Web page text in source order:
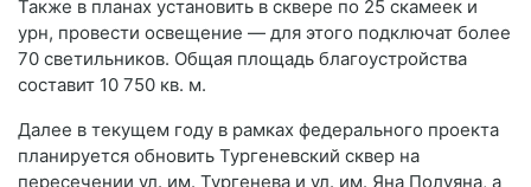
Также в планах установить в сквере по 25 скамеек и
урн, провести освещение — для этого подключат более
70 светильников. Общая площадь благоустройства
составит 10 750 кв. м.
Далее в текущем году в рамках федерального проекта
планируется обновить Тургеневский сквер на
пересечении ул. им. Тургенева и ул. им. Яна Полуяна, а